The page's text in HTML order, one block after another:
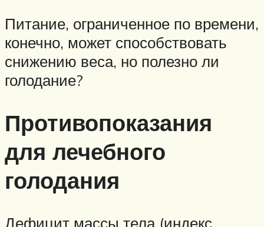
Питание, ограниченное по времени,
конечно, может способствовать
снижению веса, но полезно ли
голодание?
Противопоказания
для лечебного
голодания
Дефицит массы тела (индекс